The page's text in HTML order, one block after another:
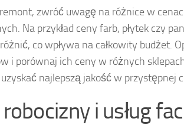
zwróć uwagę na różnice w
Na przykład ceny farb, płytek czy
co wpływa na całkowity budżet.
i porównaj ich ceny w różnych
najlepszą jakość w przystępnej
robocizny i usług